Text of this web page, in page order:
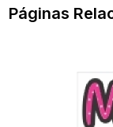
Páginas